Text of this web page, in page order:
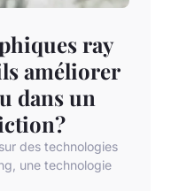
ray
améliorer
dans un
des technologies
une technologie